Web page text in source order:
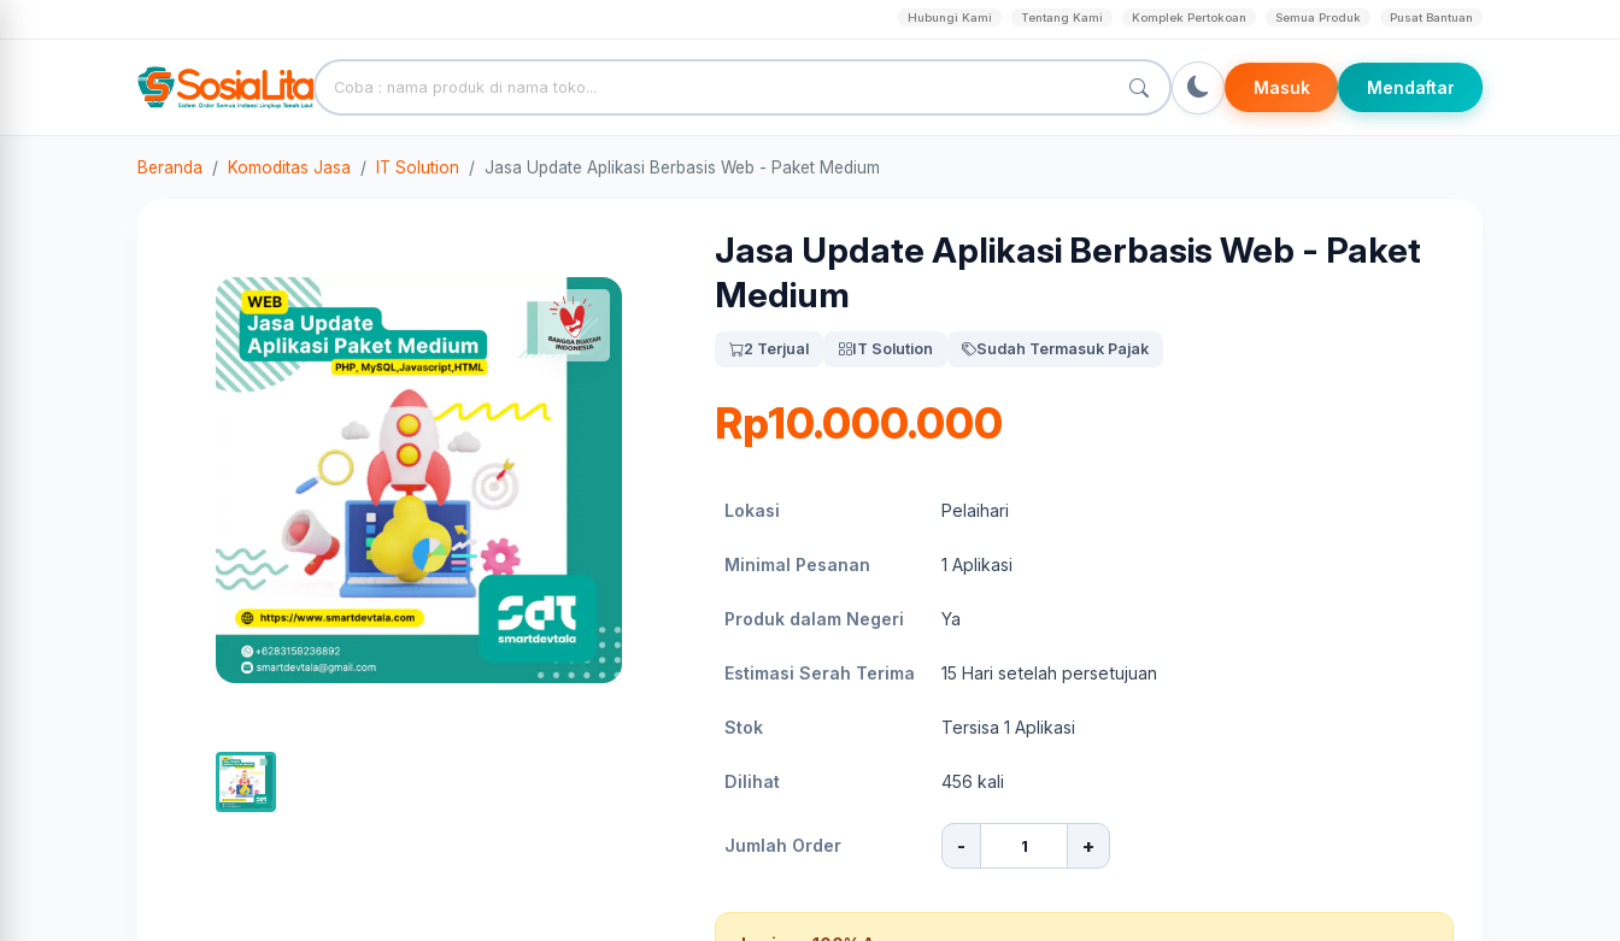
Hubungi Kami Tentang Kami Komplek Pertokoan Semua Produk Pusat Bantuan
Masuk Mendaftar
Beranda Komoditas Jasa IT Solution Jasa Update Aplikasi Berbasis Web - Paket Medium
Jasa Update Aplikasi Berbasis Web - Paket
Medium
2 Terjual IT Solution Sudah Termasuk Pajak
Rp10.000.000
Lokasi Pelaihari
Minimal Pesanan 1 Aplikasi
Produk dalam Negeri Ya
Estimasi Serah Terima 15 Hari setelah persetujuan
Stok Tersisa 1 Aplikasi
Dilihat 456 kali
Jumlah Order - +